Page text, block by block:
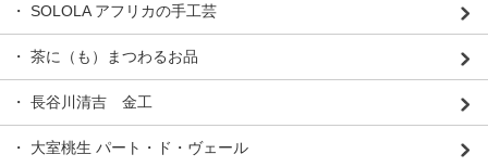
・ SOLOLA アフリカの手工芸
・ 茶に（も）まつわるお品
・ 長谷川清吉 金工
・ 大室桃生 パート・ド・ヴェール